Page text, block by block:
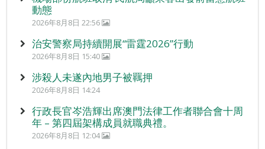
動態
2026年8月8日 22:56
治安警察局持續開展“雷霆2026”行動
2026年8月8日 15:40
涉殺人未遂內地男子被羈押
2026年8月8日 14:24
行政長官岑浩輝出席澳門法律工作者聯合會十周
年 – 第四屆架構成員就職典禮。
2026年8月8日 12:04